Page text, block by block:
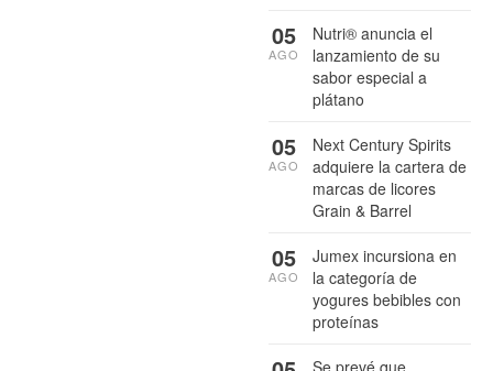
Nutri® anuncia el
lanzamiento de su
sabor especial a
plátano
05
AGO
Next Century Spirits
adquiere la cartera de
marcas de licores
Grain & Barrel
05
AGO
Jumex incursiona en
la categoría de
yogures bebibles con
proteínas
05
AGO
Se prevé que